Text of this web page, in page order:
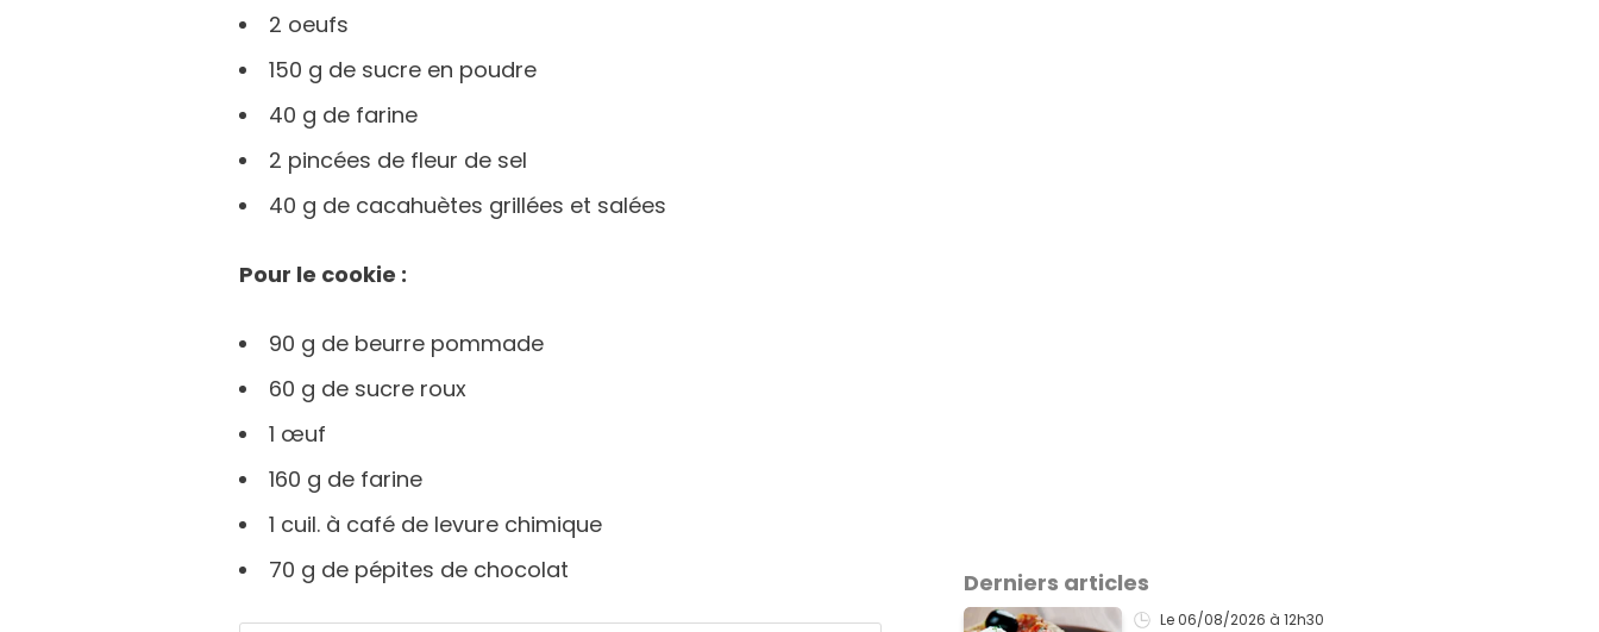
2 oeufs
150 g de sucre en poudre
40 g de farine
2 pincées de fleur de sel
40 g de cacahuètes grillées et salées
Pour le cookie :
90 g de beurre pommade
60 g de sucre roux
1 œuf
160 g de farine
1 cuil. à café de levure chimique
70 g de pépites de chocolat
Derniers articles
Le 06/08/2026 à 12h30